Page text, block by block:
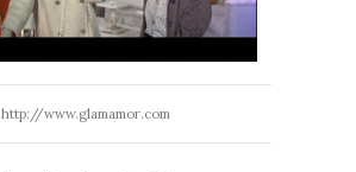
http://www.glamamor.com